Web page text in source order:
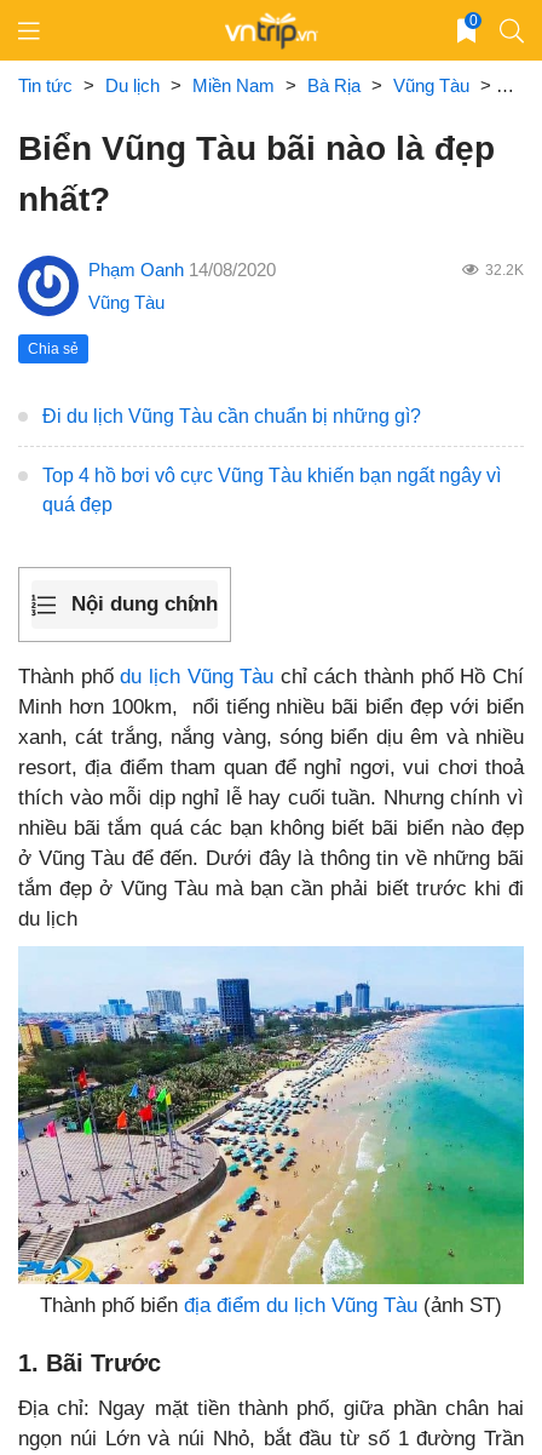
content
0
Tin tức > Du lịch > Miền Nam > Bà Rịa > Vũng Tàu > Biển
Biển Vũng Tàu bãi nào là đẹp
nhất?
Phạm Oanh 14/08/2020 32.2K
Vũng Tàu
Chia sẻ
Đi du lịch Vũng Tàu cần chuẩn bị những gì?
Top 4 hồ bơi vô cực Vũng Tàu khiến bạn ngất ngây vì
quá đẹp
Nội dung chính
Thành phốdu lịch Vũng Tàu chỉ cách thành phố Hồ Chí
Minh hơn 100km, nổi tiếng nhiều bãi biển đẹp với biển
xanh, cát trắng, nắng vàng, sóng biển dịu êm và nhiều
resort, địa điểm tham quan để nghỉ ngơi, vui chơi thoả
thích vào mỗi dịp nghỉ lễ hay cuối tuần. Nhưng chính vì
nhiều bãi tắm quá các bạn không biết bãi biển nào đẹp
ở Vũng Tàu để đến. Dưới đây là thông tin về những bãi
tắm đẹp ở Vũng Tàu mà bạn cần phải biết trước khi đi
du lịch
Thành phố biển địa điểm du lịch Vũng Tàu (ảnh ST)
1. Bãi Trước
Địa chỉ: Ngay mặt tiền thành phố, giữa phần chân hai
ngọn núi Lớn và núi Nhỏ, bắt đầu từ số 1 đường Trần